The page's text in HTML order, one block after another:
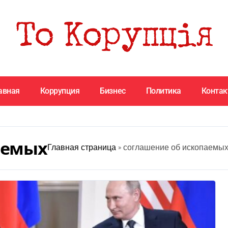
Коррупция Бизнес Политика
Главная страница» соглашение об ископаемых